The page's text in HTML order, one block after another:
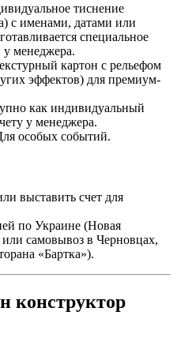
тиснение
с именами, датами или
специальное
у менеджера.
картон с рельефом
эффектов) для премиум-
как индивидуальный
у менеджера.
особых событий.
выставить счет для
по Украине (Новая
самовывоз в Черновцах,
«Бартка»).
конструктор